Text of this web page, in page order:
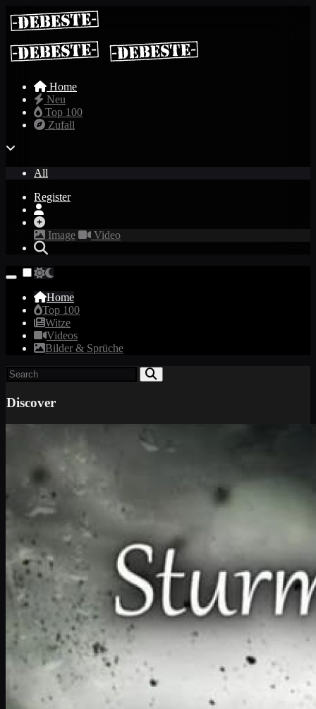
Home
Neu
Top 100
Zufall
All
Register
Image Video
Home
Top 100
Witze
Videos
Bilder & Sprüche
Discover